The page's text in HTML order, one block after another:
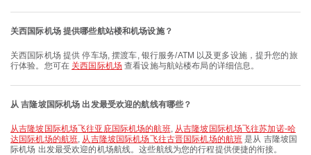
关西国际机场 提供哪些航站楼和机场设施？
关西国际机场 提供 停车场, 摆渡车, 银行服务/ATM 以及更多设施，提升您的旅
行体验。您可在 关西国际机场查看设施与航站楼布局的详细信息。
从 吉隆坡国际机场 出发最受欢迎的航线有哪些？
从吉隆坡国际机场飞往亚庇国际机场的航班, 从吉隆坡国际机场飞往苏加诺-哈
达国际机场的航班, 从吉隆坡国际机场飞往古晋国际机场的航班 是从 吉隆坡国
际机场 出发最受欢迎的机场航线。这些航线为您的行程提供便捷的衔接。